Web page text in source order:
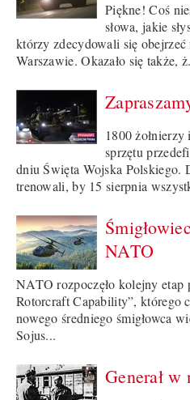
Piękne! Coś
słowa, jakie
którzy zdecydowali się
Warszawie. Okazało się także,
1800
sprzętu
dniu Święta Wojska Polskiego.
trenowali, by 15 sierpnia
NATO
NATO rozpoczęło kolejny etap
Rotorcraft Capability”, którego
nowego średniego śmigłowca
Sojus...
Generał